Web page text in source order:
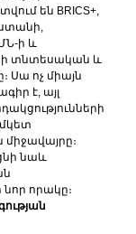
են BRICS+,
ի և
տնտեսական և
Սա ոչ միայն
է, այլ
նաև
նոր որակը։